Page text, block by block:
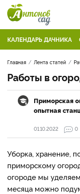
КАЛЕНДАРЬ ДАЧНИКА
Главная Лента статей
Работы в
Приморская
опытная
01.10.2022
0
Уборка, хранение,
приморскому
огороде мы
месяца можно